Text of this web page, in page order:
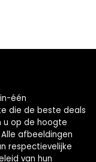
één
die de beste deals
u op de hoogte
afbeeldingen
respectievelijke
van hun